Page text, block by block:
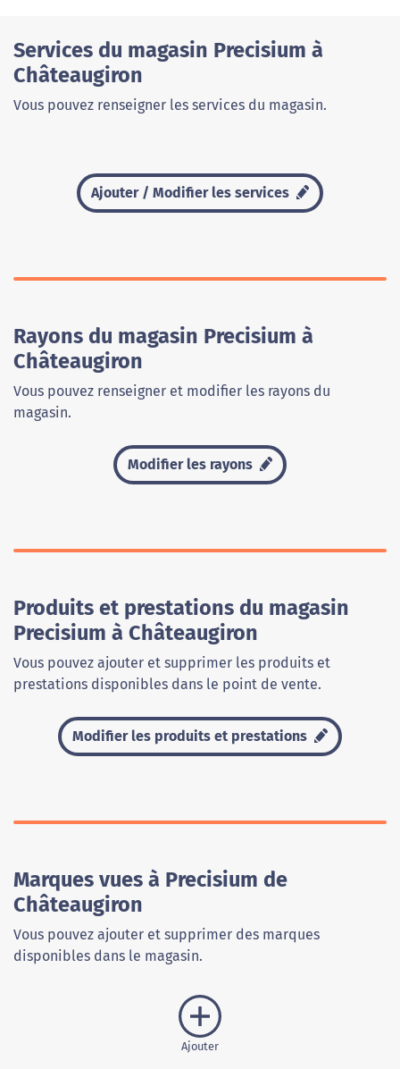
Services du magasin Precisium à
Châteaugiron
Vous pouvez renseigner les services du magasin.
Ajouter / Modifier les services
Rayons du magasin Precisium à
Châteaugiron
Vous pouvez renseigner et modifier les rayons du
magasin.
Modifier les rayons
Produits et prestations du magasin
Precisium à Châteaugiron
Vous pouvez ajouter et supprimer les produits et
prestations disponibles dans le point de vente.
Modifier les produits et prestations
Marques vues à Precisium de
Châteaugiron
Vous pouvez ajouter et supprimer des marques
disponibles dans le magasin.
Ajouter